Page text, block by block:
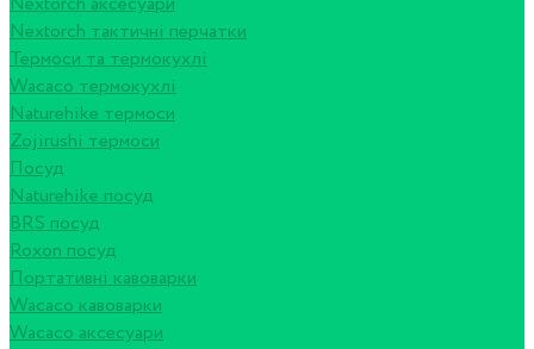
Nextorch тактичні перчатки
Термоси та термокухлі
Wacaco термокухлі
Naturehike термоси
Zojirushi термоси
Посуд
Naturehike посуд
BRS посуд
Roxon посуд
Портативні кавоварки
Wacaco кавоварки
Wacaco аксесуари